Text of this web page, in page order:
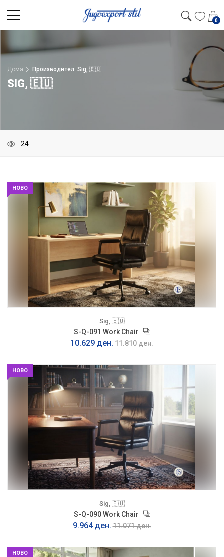
0
Дома Производител: Sig, 🇪🇺
SIG, 🇪🇺
НОВО
Sig, 🇪🇺
S-Q-091 Work Chair
10.629 ден. 11.810 ден.
НОВО
Sig, 🇪🇺
S-Q-090 Work Chair
9.964 ден. 11.071 ден.
НОВО